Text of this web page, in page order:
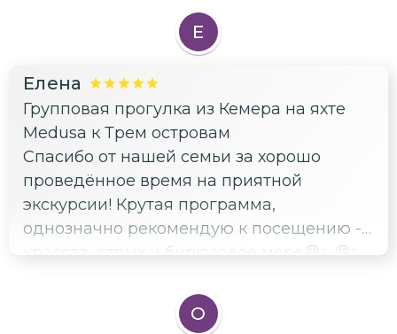
Е
Елена
Групповая прогулка из Кемера на яхте
Medusa к Трем островам
Спасибо от нашей семьи за хорошо
проведённое время на приятной
экскурсии! Крутая программа,
однозначно рекомендую к посещению -
красота, отдых и бирюзовое море😁✨😁✨
О